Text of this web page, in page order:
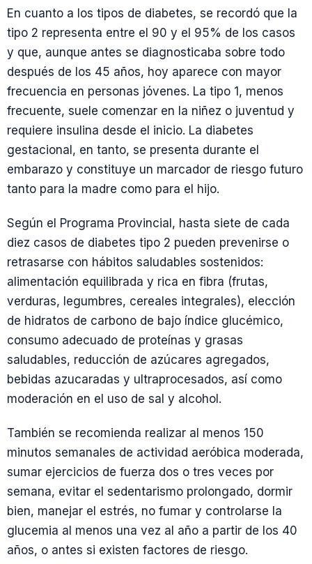
En cuanto a los tipos de diabetes, se recordó que la
tipo 2 representa entre el 90 y el 95% de los casos
y que, aunque antes se diagnosticaba sobre todo
después de los 45 años, hoy aparece con mayor
frecuencia en personas jóvenes. La tipo 1, menos
frecuente, suele comenzar en la niñez o juventud y
requiere insulina desde el inicio. La diabetes
gestacional, en tanto, se presenta durante el
embarazo y constituye un marcador de riesgo futuro
tanto para la madre como para el hijo.
Según el Programa Provincial, hasta siete de cada
diez casos de diabetes tipo 2 pueden prevenirse o
retrasarse con hábitos saludables sostenidos:
alimentación equilibrada y rica en fibra (frutas,
verduras, legumbres, cereales integrales), elección
de hidratos de carbono de bajo índice glucémico,
consumo adecuado de proteínas y grasas
saludables, reducción de azúcares agregados,
bebidas azucaradas y ultraprocesados, así como
moderación en el uso de sal y alcohol.
También se recomienda realizar al menos 150
minutos semanales de actividad aeróbica moderada,
sumar ejercicios de fuerza dos o tres veces por
semana, evitar el sedentarismo prolongado, dormir
bien, manejar el estrés, no fumar y controlarse la
glucemia al menos una vez al año a partir de los 40
años, o antes si existen factores de riesgo.